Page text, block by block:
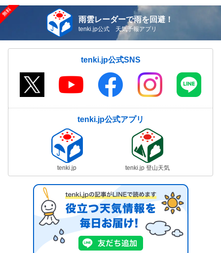
雨雲レーダーで雨を回避！
tenki.jp公式 天気予報アプリ
tenki.jp公式SNS
tenki.jp公式アプリ
tenki.jp tenki.jp 登山天気